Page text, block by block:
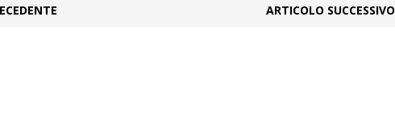
ARTICOLO SUCCESSIVO